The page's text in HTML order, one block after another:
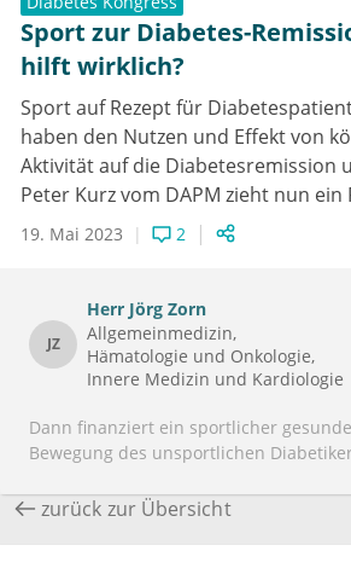
Sport zur Diabetes-
hilft wirklich?
Sport auf Rezept für
haben den Nutzen und Effekt von
Aktivität auf die Diabetesremission
Peter Kurz vom DAPM zieht nun ein
19. Mai 2023 2
JZ
Herr Jörg Zorn
Allgemeinmedizin
Hämatologie und Onkologie
Innere Medizin und Kardiologie
Dann finanziert ein sportlicher
Bewegung des unsportlichen
zurück zur Übersicht